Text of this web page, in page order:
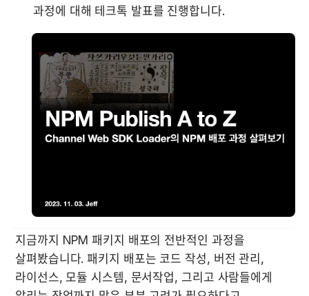
지금까지 NPM 패키지 배포의 전반적인 과정을
살펴봤습니다. 패키지 배포는 코드 작성, 버전 관리,
라이선스, 모듈 시스템, 문서작업, 그리고 사람들에게